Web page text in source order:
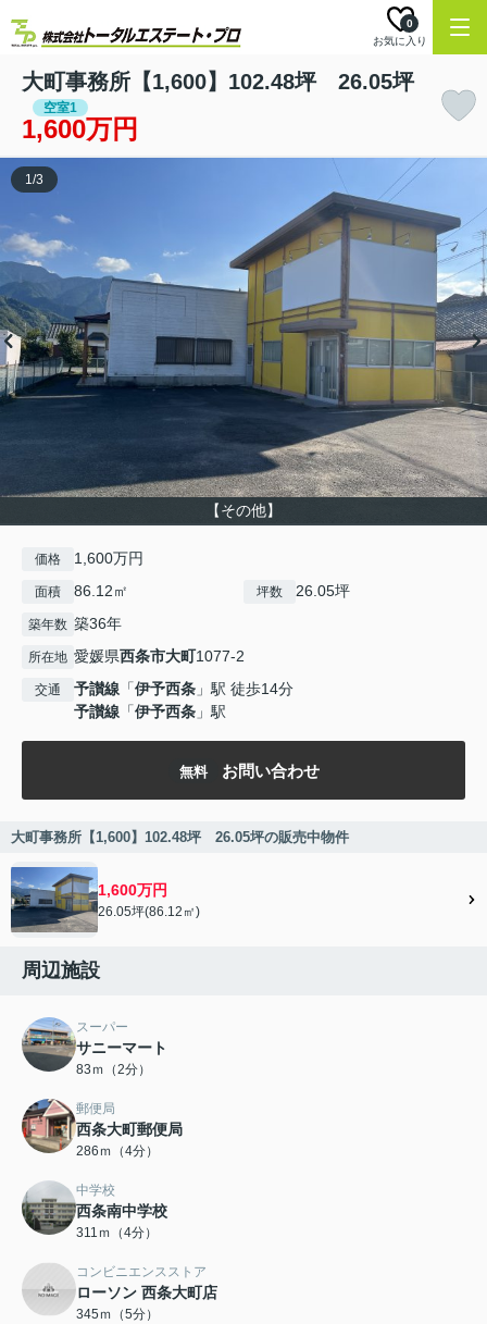
お気に入り
0
大町事務所【1,600】102.48坪 26.05坪
空室1
1,600万円
【その他】
1/3
価格 1,600万円
面積 86.12㎡ 坪数 26.05坪
築年数 築36年
所在地 愛媛県西条市大町1077-2
交通 予讃線 「伊予西条 」駅 徒歩14分
予讃線 「伊予西条 」駅
無料 お問い合わせ
大町事務所【1,600】102.48坪 26.05坪の販売中物件
1,600万円
26.05坪(86.12㎡)
周辺施設
スーパー
サニーマート
83ｍ（2分）
郵便局
西条大町郵便局
286ｍ（4分）
中学校
西条南中学校
311ｍ（4分）
コンビニエンスストア
ローソン 西条大町店
345ｍ（5分）